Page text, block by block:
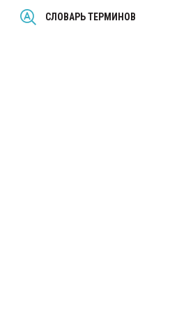
СЛОВАРЬ ТЕРМИНОВ